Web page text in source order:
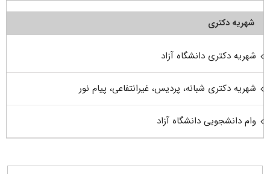
شهریه دکتری
شهریه دکتری دانشگاه آزاد
شهریه دکتری شبانه، پردیس، غیرانتفاعی، پیام نور
وام دانشجویی دانشگاه آزاد